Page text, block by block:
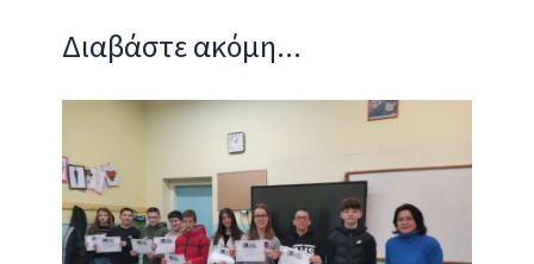
Διαβάστε ακόμη...